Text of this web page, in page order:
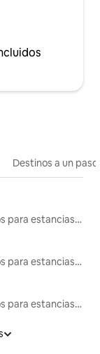
Destinos a un
Alojamientos para estancias largas
Alojamientos para estancias largas
Alojamientos para estancias largas